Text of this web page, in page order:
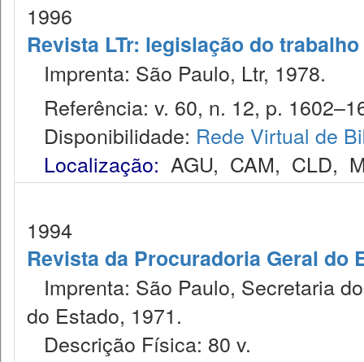
1996
Revista LTr: legislação do trabalho
Imprenta: São Paulo, Ltr, 1978.
Referência: v. 60, n. 12, p.
Disponibilidade: Rede Virtual de
Localização: AGU, CAM, CLD,
1994
Revista da Procuradoria Geral do
Imprenta: São Paulo, Secretaria
do Estado, 1971.
Descrição Física: 80 v.